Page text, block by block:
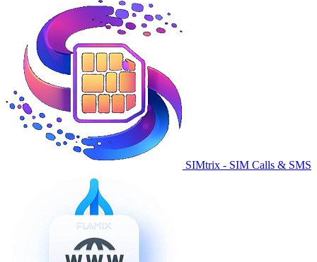
SIMtrix - SIM Calls & SMS